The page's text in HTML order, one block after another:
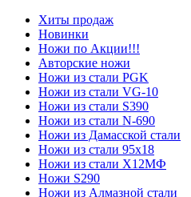
Хиты продаж
Новинки
Ножи по Акции!!!
Авторские ножи
Ножи из стали PGK
Ножи из стали VG-10
Ножи из стали S390
Ножи из стали N-690
Ножи из Дамасской стали
Ножи из стали 95х18
Ножи из стали Х12МФ
Ножи S290
Ножи из Алмазной стали